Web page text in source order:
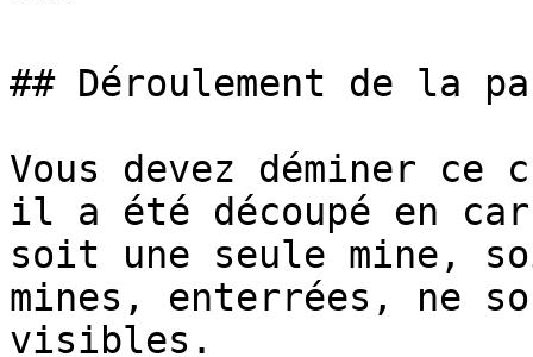
## Déroulement de la
Vous devez déminer ce
il a été découpé en
soit une seule mine,
mines, enterrées, ne
visibles.